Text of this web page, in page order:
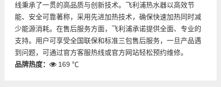
线秉承了一贯的高品质与创新技术。飞利浦热水器以高效节
能、安全可靠著称，采用先进加热技术，确保快速加热同时减
少能源消耗。在售后服务方面，飞利浦承诺提供全面、专业的
支持。用户可享受全国联保和标准三包售后服务，一旦产品遇
到问题，可通过官方客服热线或官方网站轻松预约维修。
品牌热度：
169 ℃